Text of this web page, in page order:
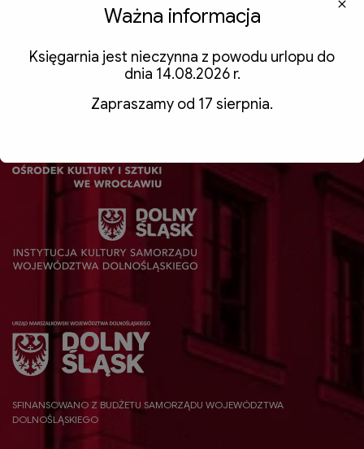
SFINANSOWANO Z BUDŻETU SAMORZĄDU WOJEWÓDZTWA
DOLNOŚLĄSKIEGO
Ważna informacja
Księgarnia jest nieczynna z powodu urlopu do
dnia 14.08.2026 r.
Zapraszamy od 17 sierpnia.